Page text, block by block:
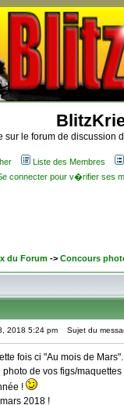
sur le forum de discussion
Liste des Membres
connecter pour v�rifier ses
du Forum -> Concours
2018 5:24 pm Sujet du
fois ci "Au mois de Mars".
photo de vos figs/
!
2018 !